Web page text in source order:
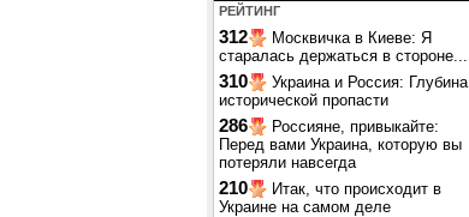
РЕЙТИНГ
312
Москвичка в Киеве: Я
старалась держаться в стороне...
310
Украина и Россия: Глубина
исторической пропасти
286
Россияне, привыкайте:
Перед вами Украина, которую вы
потеряли навсегда
210
Итак, что происходит в
Украине на самом деле